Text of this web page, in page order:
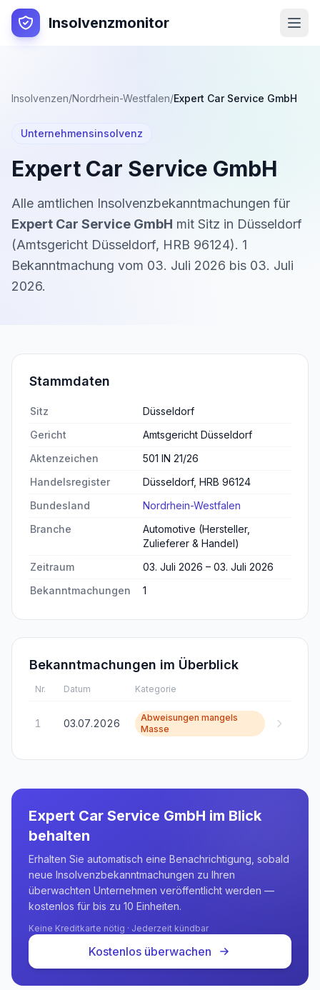
Insolvenzmonitor
Insolvenzen/Nordrhein-Westfalen/Expert Car Service GmbH
Unternehmensinsolvenz
Expert Car Service GmbH
Alle amtlichen Insolvenzbekanntmachungen für
Expert Car Service GmbH mit Sitz in Düsseldorf
(Amtsgericht Düsseldorf, HRB 96124). 1
Bekanntmachung vom 03. Juli 2026 bis 03. Juli
2026.
Stammdaten
Sitz
Düsseldorf
Gericht
Amtsgericht Düsseldorf
Aktenzeichen
501 IN 21/26
Handelsregister
Düsseldorf, HRB 96124
Bundesland
Nordrhein-Westfalen
Branche
Automotive (Hersteller,
Zulieferer & Handel)
Zeitraum
03. Juli 2026 – 03. Juli 2026
Bekanntmachungen
1
Bekanntmachungen im Überblick
Nr. Datum Kategorie
1 03.07.2026
Abweisungen mangels
Masse
Expert Car Service GmbH im Blick
behalten
Erhalten Sie automatisch eine Benachrichtigung, sobald
neue Insolvenzbekanntmachungen zu Ihren
überwachten Unternehmen veröffentlicht werden —
kostenlos für bis zu 10 Einheiten.
Keine Kreditkarte nötig · Jederzeit kündbar
Kostenlos überwachen